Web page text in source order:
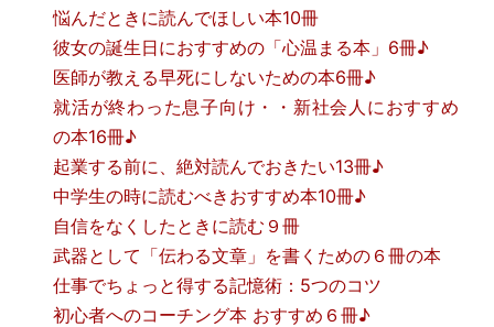
悩んだときに読んでほしい本10冊
彼女の誕生日におすすめの「心温まる本」6冊♪
医師が教える早死にしないための本6冊♪
就活が終わった息子向け・・新社会人におすすめ
の本16冊♪
起業する前に、絶対読んでおきたい13冊♪
中学生の時に読むべきおすすめ本10冊♪
自信をなくしたときに読む９冊
武器として「伝わる文章」を書くための６冊の本
仕事でちょっと得する記憶術：5つのコツ
初心者へのコーチング本 おすすめ６冊♪